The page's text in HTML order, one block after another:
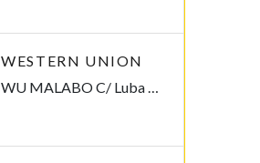
WESTERN UNION